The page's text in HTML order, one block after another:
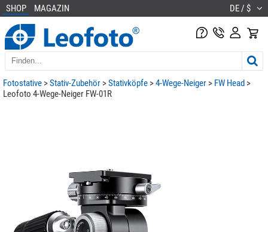
SHOP MAGAZIN DE / $
Fotostative >Stativ-Zubehör >Stativköpfe >4-Wege-Neiger > FW Head >
Leofoto 4-Wege-Neiger FW-01R